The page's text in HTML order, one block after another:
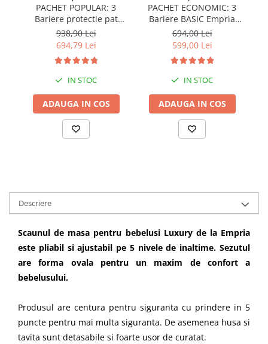
PACHET POPULAR: 3
Bariere protectie pat
copii, SELECT, 160x200
cm
938,90 Lei
694,79 Lei
IN STOC
ADAUGA IN COS
PACHET ECONOMIC: 3
Bariere BASIC Empria
protectie pat 160X200 cm
+ bara stabilizatoare
694,00 Lei
599,00 Lei
IN STOC
ADAUGA IN COS
Descriere
Scaunul de masa pentru bebelusi Luxury de la Empria
este pliabil si ajustabil pe 5 nivele de inaltime. Sezutul
are forma ovala pentru un maxim de confort a
bebelusului.
Produsul are centura pentru siguranta cu prindere in 5
puncte pentru mai multa siguranta. De asemenea husa si
tavita sunt detasabile si foarte usor de curatat.